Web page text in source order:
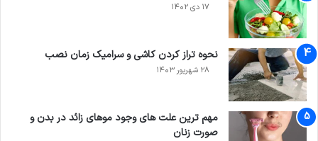
۱۷ دی ۱۴۰۲
نحوه تراز کردن کاشی و سرامیک زمان نصب
۲۸ شهریور ۱۴۰۳
مهم ترین علت های وجود موهای زائد در بدن و
صورت زنان